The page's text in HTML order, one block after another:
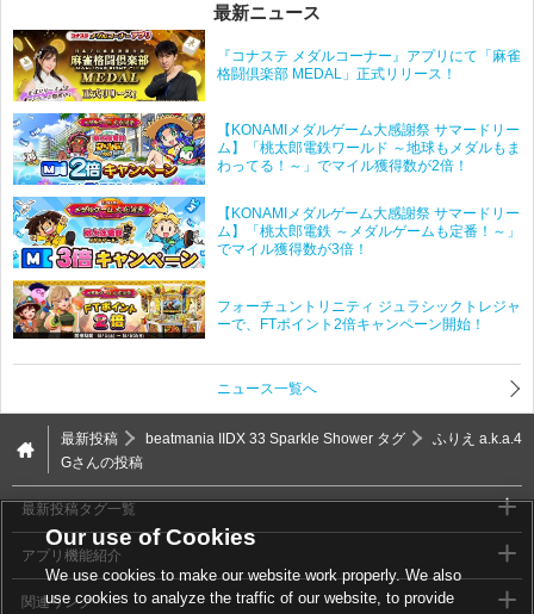
最新ニュース
『コナステ メダルコーナー』アプリにて「麻雀
格闘倶楽部 MEDAL」正式リリース！
【KONAMIメダルゲーム大感謝祭 サマードリー
ム】「桃太郎電鉄ワールド ～地球もメダルもま
わってる！～」でマイル獲得数が2倍！
【KONAMIメダルゲーム大感謝祭 サマードリー
ム】「桃太郎電鉄 ～メダルゲームも定番！～」
でマイル獲得数が3倍！
フォーチュントリニティ ジュラシックトレジャ
ーで、FTポイント2倍キャンペーン開始！
ニュース一覧へ
最新投稿 beatmania IIDX 33 Sparkle Shower タグ
ふりえ a.k.a.4
Gさんの投稿
最新投稿タグ一覧
アプリ機能紹介
関連リンク
Our use of Cookies
We use cookies to make our website work properly. We also
use cookies to analyze the traffic of our website, to provide